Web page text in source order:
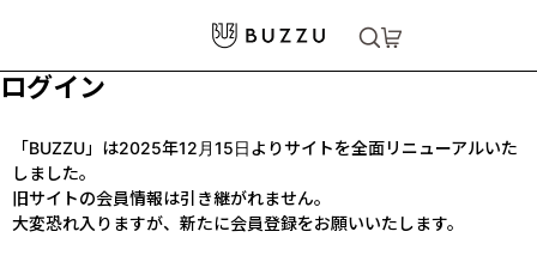
ログイン
「BUZZU」は2025年12月15日よりサイトを全面リニューアルいた
しました。
旧サイトの会員情報は引き継がれません。
大変恐れ入りますが、新たに会員登録をお願いいたします。